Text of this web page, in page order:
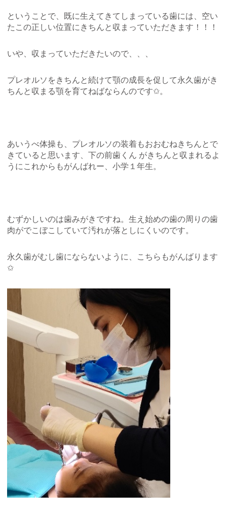
ということで、既に生えてきてしまっている歯には、空い
たこの正しい位置にきちんと収まっていただきます！！！
いや、収まっていただきたいので、、、
プレオルソをきちんと続けて顎の成長を促して永久歯がき
ちんと収まる顎を育てねばならんのです✩。
あいうべ体操も、プレオルソの装着もおおむねきちんとで
きていると思います、下の前歯くん がきちんと収まれるよ
うにこれからもがんばれー、小学１年生。
むずかしいのは歯みがきですね。生え始めの歯の周りの歯
肉がでこぼこしていて汚れが落としにくいのです。
永久歯がむし歯にならないように、こちらもがんばります
✩